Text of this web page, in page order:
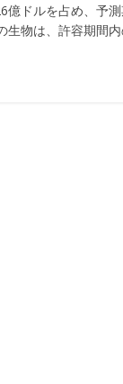
ドルを占め、予測
生物は、許容期間